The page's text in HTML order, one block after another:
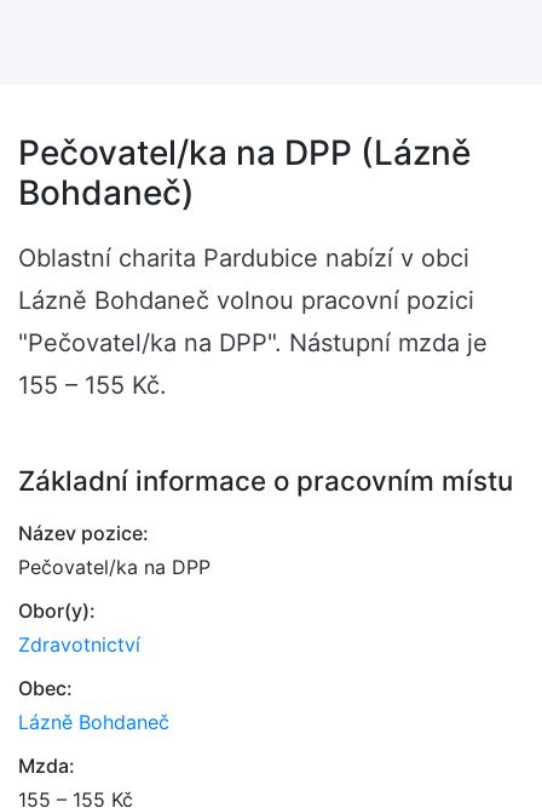
Pečovatel/ka na DPP (Lázně
Bohdaneč)
Oblastní charita Pardubice nabízí v obci
Lázně Bohdaneč volnou pracovní pozici
"Pečovatel/ka na DPP". Nástupní mzda je
155 – 155 Kč.
Základní informace o pracovním místu
Název pozice:
Pečovatel/ka na DPP
Obor(y):
Zdravotnictví
Obec:
Lázně Bohdaneč
Mzda:
155 – 155 Kč